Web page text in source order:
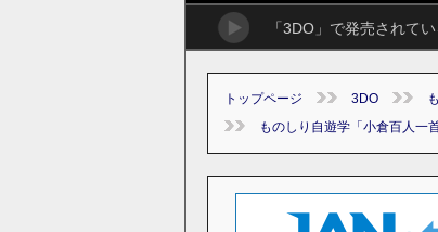
「3DO」で発売されて
トップページ 3DO
も
ものしり自遊学「小倉百人一首